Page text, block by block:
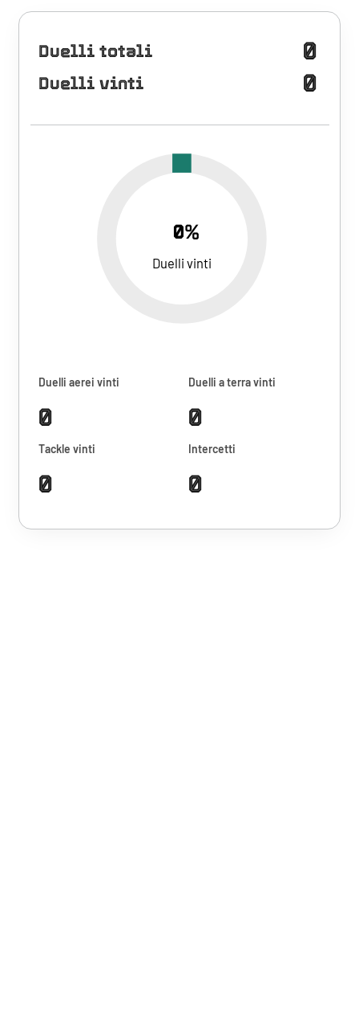
Duelli totali 0
Duelli vinti 0
0%
Duelli vinti
Duelli aerei vinti
0
Duelli a terra vinti
0
Tackle vinti
0
Intercetti
0